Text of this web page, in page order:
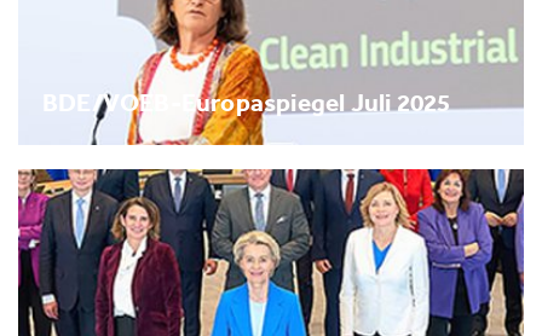
BDE/VOEB-Europaspiegel Juli 2025